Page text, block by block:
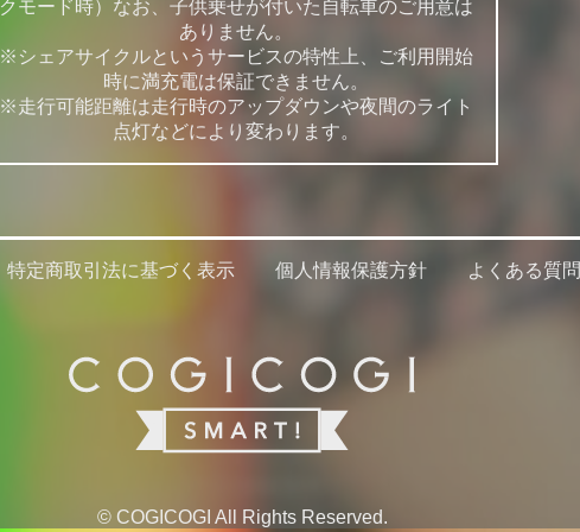
クモード時）なお、子供乗せが付いた自転車のご用意は
ありません。
※シェアサイクルというサービスの特性上、ご利用開始
時に満充電は保証できません。
※走行可能距離は走行時のアップダウンや夜間のライト
点灯などにより変わります。
特定商取引法に基づく表示 個人情報保護方針 よくある質問
© COGICOGI All Rights Reserved.